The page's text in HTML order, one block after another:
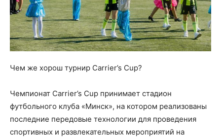
Чем же хорош турнир Carrier’s Cup?
Чемпионат Carrier’s Cup принимает стадион
футбольного клуба «Минск», на котором реализованы
последние передовые технологии для проведения
спортивных и развлекательных мероприятий на